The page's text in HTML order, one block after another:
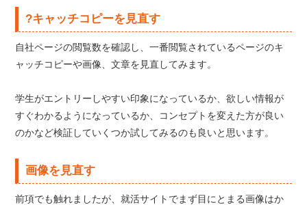
?キャッチコピーを見直す
自社ページの閲覧数を確認し、一番閲覧されているページのキ
ャッチコピーや画像、文章を見直してみます。
学生がエントリーしやすい印象になっているか、欲しい情報が
すぐわかるようになっているか、コンセプトを変えた方が良い
のかなど検証していくつか試してみるのも良いと思います。
画像を見直す
前項でも触れましたが、就活サイトでまず目にとまる画像はか